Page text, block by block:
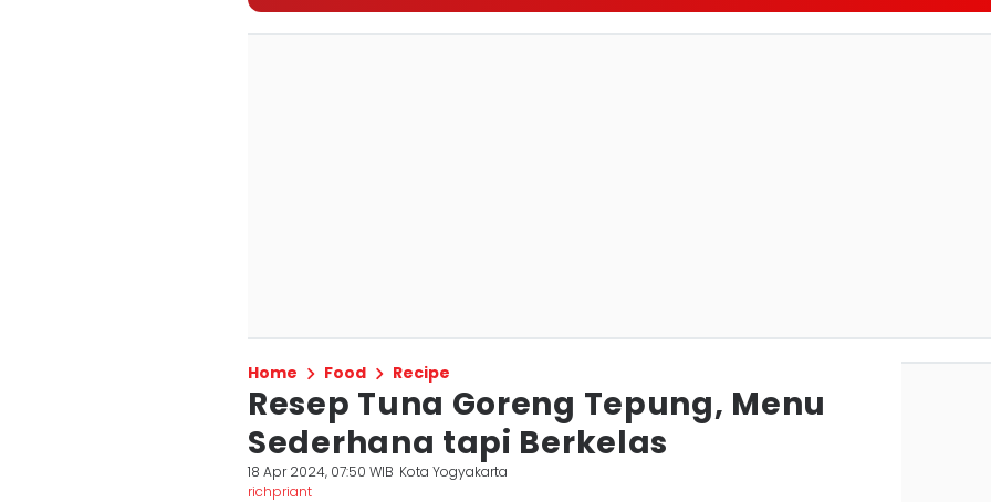
Home Food Recipe
Resep Tuna Goreng Tepung, Menu
Sederhana tapi Berkelas
18 Apr 2024, 07:50 WIB Kota Yogyakarta
richpriant